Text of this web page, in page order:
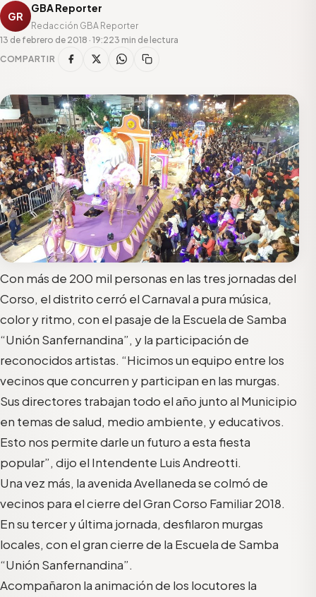
GR
GBA Reporter
Redacción GBA Reporter
13 de febrero de 2018 · 19:223 min de lectura
COMPARTIR
Con más de 200 mil personas en las tres jornadas del
Corso, el distrito cerró el Carnaval a pura música,
color y ritmo, con el pasaje de la Escuela de Samba
“Unión Sanfernandina”, y la participación de
reconocidos artistas. “Hicimos un equipo entre los
vecinos que concurren y participan en las murgas.
Sus directores trabajan todo el año junto al Municipio
en temas de salud, medio ambiente, y educativos.
Esto nos permite darle un futuro a esta fiesta
popular”, dijo el Intendente Luis Andreotti.
Una vez más, la avenida Avellaneda se colmó de
vecinos para el cierre del Gran Corso Familiar 2018.
En su tercer y última jornada, desfilaron murgas
locales, con el gran cierre de la Escuela de Samba
“Unión Sanfernandina”.
Acompañaron la animación de los locutores la